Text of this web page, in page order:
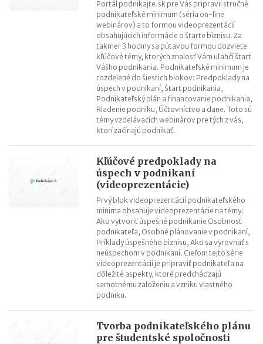
Portál podnikajte.sk pre Vás pripravil stručné
podnikateľské minimum (séria on-line
webinárov) a to formou videoprezentácií
obsahujúcich informácie o štarte biznisu. Za
takmer 3 hodiny sa pútavou formou dozviete
kľúčové témy, ktorých znalosť Vám uľahčí štart
Vášho podnikania. Podnikateľské minimum je
rozdelené do šiestich blokov: Predpoklady na
úspech v podnikaní, Štart podnikania,
Podnikateľský plán a financovanie podnikania,
Riadenie podniku, Účtovníctvo a dane. Toto sú
témy vzdelávacích webinárov pre tých z vás,
ktorí začínajú podnikať.
Kľúčové predpoklady na
úspech v podnikaní
(videoprezentácie)
Prvý blok videoprezentácií podnikateľského
minima obsahuje videoprezentácie na témy:
Ako vytvoriť úspešné podnikanie Osobnosť
podnikateľa, Osobné plánovanie v podnikaní,
Príklady úspešného biznisu, Ako sa vyrovnať s
neúspechom v podnikaní. Cieľom tejto série
videoprezentácií je pripraviť podnikateľa na
dôležité aspekty, ktoré predchádzajú
samotnému založeniu a vzniku vlastného
podniku.
Tvorba podnikateľského plánu
pre študentské spoločnosti